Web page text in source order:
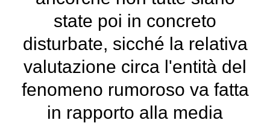
state poi in concreto
disturbate, sicché la relativa
valutazione circa l'entità del
fenomeno rumoroso va fatta
in rapporto alla media